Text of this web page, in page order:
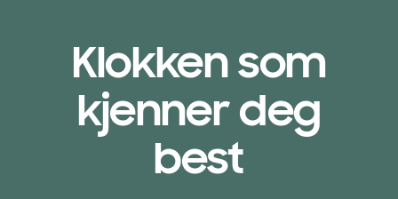
Klokken som
kjenner deg
best